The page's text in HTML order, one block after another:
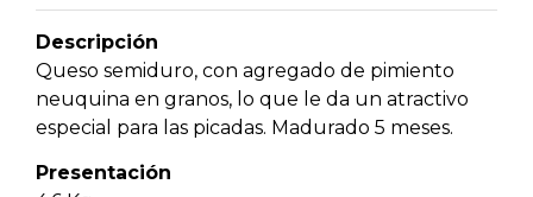
Descripción
Queso semiduro, con agregado de pimiento
neuquina en granos, lo que le da un atractivo
especial para las picadas. Madurado 5 meses.
Presentación